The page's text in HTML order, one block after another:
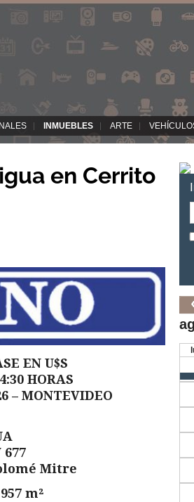
INMUEBLES ARTE
en Cerrito
EN U$S
HORAS
– MONTEVIDEO
677
Mitre
m²